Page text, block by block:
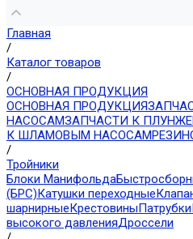
Главная
/
Каталог товаров
/
ОСНОВНАЯ ПРОДУКЦИЯ
ОСНОВНАЯ ПРОДУКЦИЯ
НАСОСАМЗАПЧАСТИ К
К ШЛАМОВЫМ НАСОСАМ
/
Тройники
Блоки Манифольда
(БРС)Катушки переходные
шарнирныеКрестовиныПатрубки
высокого давленияДроссели